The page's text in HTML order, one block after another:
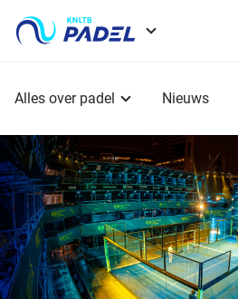
Alles over padel Nieuws